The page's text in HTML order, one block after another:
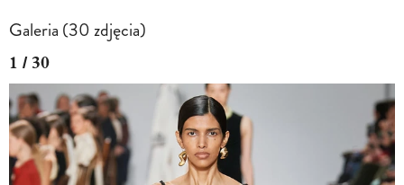
Galeria (30 zdjęcia)
1 / 30